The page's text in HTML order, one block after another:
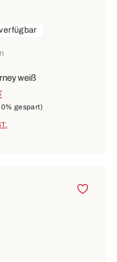
weiß
gespart)